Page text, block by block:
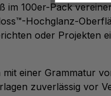
im 100er-Pack
Hochglanz-
oder Projekten
einer Grammatur
zuverlässig vor